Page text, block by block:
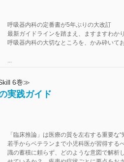
呼吸器内科の定番書が5年ぶりの大改訂
最新ガイドラインを踏まえ、ますますわか
呼吸器内科の大切なところを、かみ砕いて
...
6巻≫
実践ガイド
「臨床推論」は医療の質を左右する重要な“
若手からベテランまで小児科医が習得する
識の蓄積に頼らず、どのような意図で解析